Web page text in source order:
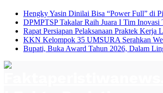
Hengky Yasin Dinilai Bisa “Power Full” di
DPMPTSP Takalar Raih Juara I Tim Inovasi
Rapat Persiapan Pelaksanaan Praktek
KKN Kelompok 35 UMSURA Serahkan
Bupati, Buka Award Tahun 2026, Dalam